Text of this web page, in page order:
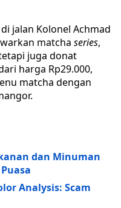
jalan Kolonel Achmad
matcha series,
juga donat
harga Rp29.000,
matcha dengan
dan Minuman
Analysis: Scam